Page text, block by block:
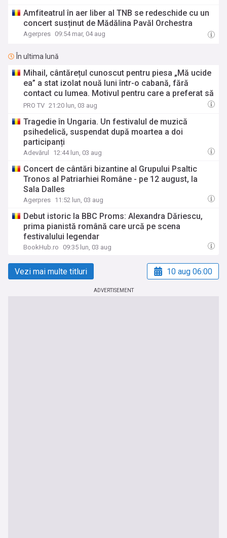
Amfiteatrul în aer liber al TNB se redeschide cu un
concert susținut de Mădălina Pavăl Orchestra
Agerpres 09:54 mar, 04 aug
În ultima lună
Mihail, cântărețul cunoscut pentru piesa „Mă ucide
ea” a stat izolat nouă luni într-o cabană, fără
contact cu lumea. Motivul pentru care a preferat să
fie înconjurat doar de șoareci, câteva pisici și un
PRO TV 21:20 lun, 03 aug
Tragedie în Ungaria. Un festivalul de muzică
psihedelică, suspendat după moartea a doi
participanți
Adevărul 12:44 lun, 03 aug
Concert de cântări bizantine al Grupului Psaltic
Tronos al Patriarhiei Române - pe 12 august, la
Sala Dalles
Agerpres 11:52 lun, 03 aug
Debut istoric la BBC Proms: Alexandra Dăriescu,
prima pianistă română care urcă pe scena
festivalului legendar
BookHub.ro 09:35 lun, 03 aug
Vezi mai multe titluri 10 aug 06:00
ADVERTISEMENT